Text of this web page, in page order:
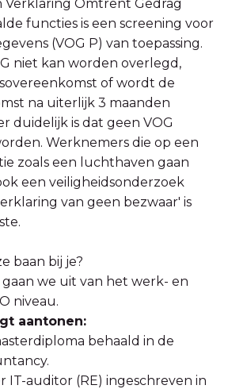
Verklaring Omtrent Gedrag
functies is een screening voor
(VOG P) van toepassing.
niet kan worden overlegd,
of wordt de
na uiterlijk 3 maanden
duidelijk is dat geen VOG
Werknemers die op een
zoals een luchthaven gaan
een veiligheidsonderzoek
van geen bezwaar' is
baan bij je?
we uit van het werk- en
niveau.
aantonen:
behaald in de
IT-auditor (RE) ingeschreven in